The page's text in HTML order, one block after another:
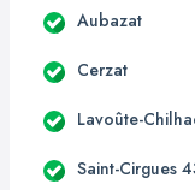
Aubazat
Cerzat
Lavoûte-
Saint-Cirgues